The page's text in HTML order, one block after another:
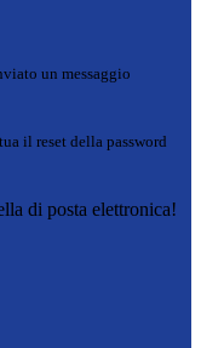
un messaggio
il reset della password
di posta elettronica!